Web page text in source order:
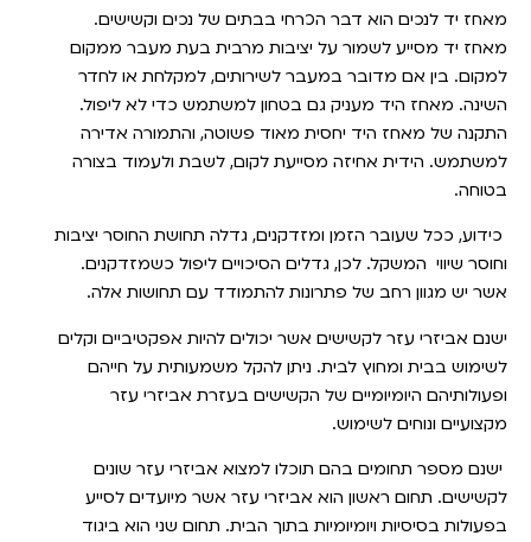
מאחז יד לנכים הוא דבר הכרחי בבתים של נכים וקשישים.
מאחז יד מסייע לשמור על יציבות מרבית בעת מעבר ממקום
למקום. בין אם מדובר במעבר לשירותים, למקלחת או לחדר
השינה. מאחז היד מעניק גם בטחון למשתמש כדי לא ליפול.
התקנה של מאחז היד יחסית מאוד פשוטה, והתמורה אדירה
למשתמש. הידית אחיזה מסייעת לקום, לשבת ולעמוד בצורה
בטוחה.
כידוע, ככל שעובר הזמן ומזדקנים, גדלה תחושת החוסר יציבות
וחוסר שיווי המשקל. לכן, גדלים הסיכויים ליפול כשמזדקנים.
אשר יש מגוון רחב של פתרונות להתמודד עם תחושות אלה.
ישנם אביזרי עזר לקשישים אשר יכולים להיות אפקטיביים וקלים
לשימוש בבית ומחוץ לבית. ניתן להקל משמעותית על חייהם
ופעולותיהם היומיומיים של הקשישים בעזרת אביזרי עזר
מקצועיים ונוחים לשימוש.
ישנם מספר תחומים בהם תוכלו למצוא אביזרי עזר שונים
לקשישים. תחום ראשון הוא אביזרי עזר אשר מיועדים לסייע
בפעולות בסיסיות ויומיומיות בתוך הבית. תחום שני הוא ביגוד